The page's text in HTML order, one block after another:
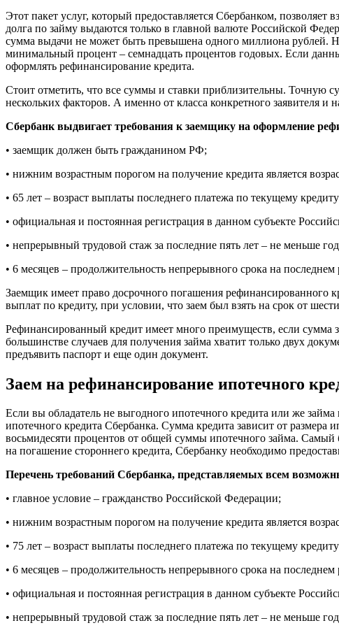
Этот пакет услуг, который предоставляется Сбербанком,
долга по займу выдаются только в главной валюте Российской
сумма выдачи не может быть превышена одного миллиона рублей.
минимальный процент – семнадцать процентов годовых. Если
оформлять рефинансирование кредита.
Стоит отметить, что все суммы и ставки приблизительны. Точную
нескольких факторов. А именно от класса конкретного заявителя
Сбербанк выдвигает требования к заемщику на оформление
• заемщик должен быть гражданином РФ;
• нижним возрастным порогом на получение кредита является
• 65 лет – возраст выплаты последнего платежа по текущему
• официальная и постоянная регистрация в данном субъекте
• непрерывный трудовой стаж за последние пять лет – не меньше
• 6 месяцев – продолжительность непрерывного срока на последнем
Заемщик имеет право досрочного погашения рефинансированного
выплат по кредиту, при условии, что заем был взять на срок от
Рефинансированный кредит имеет много преимуществ, если сумма
большинстве случаев для получения займа хватит только двух
предъявить паспорт и еще один документ.
Заем на рефинансирование ипотечного
Если вы обладатель не выгодного ипотечного кредита или же
ипотечного кредита Сбербанка. Сумма кредита зависит от
восьмидесяти процентов от общей суммы ипотечного займа. Самый
на погашение стороннего кредита, Сбербанку необходимо
Перечень требований Сбербанка, представляемых всем
• главное условие – гражданство Российской Федерации;
• нижним возрастным порогом на получение кредита является
• 75 лет – возраст выплаты последнего платежа по текущему
• 6 месяцев – продолжительность непрерывного срока на последнем
• официальная и постоянная регистрация в данном субъекте
• непрерывный трудовой стаж за последние пять лет – не меньше